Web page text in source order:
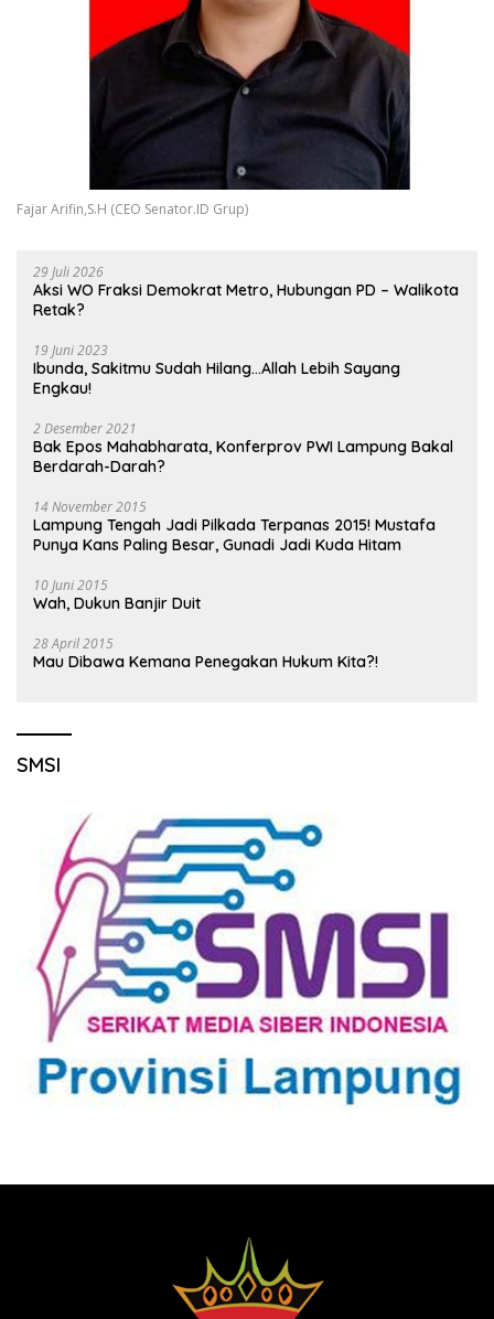
Fajar Arifin,S.H (CEO Senator.ID Grup)
29 Juli 2026
Aksi WO Fraksi Demokrat Metro, Hubungan PD – Walikota
Retak?
19 Juni 2023
Ibunda, Sakitmu Sudah Hilang…Allah Lebih Sayang
Engkau!
2 Desember 2021
Bak Epos Mahabharata, Konferprov PWI Lampung Bakal
Berdarah-Darah?
14 November 2015
Lampung Tengah Jadi Pilkada Terpanas 2015! Mustafa
Punya Kans Paling Besar, Gunadi Jadi Kuda Hitam
10 Juni 2015
Wah, Dukun Banjir Duit
28 April 2015
Mau Dibawa Kemana Penegakan Hukum Kita?!
SMSI